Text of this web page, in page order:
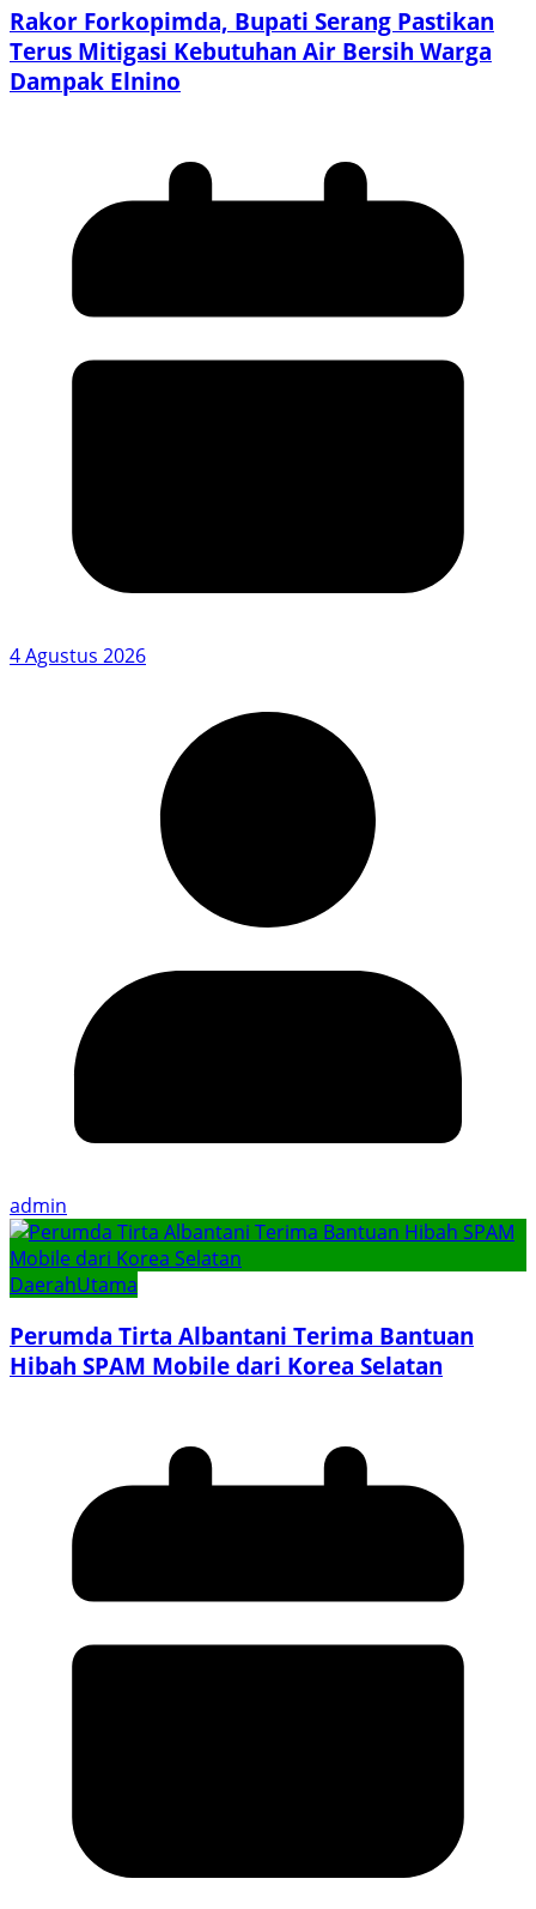
Rakor Forkopimda, Bupati Serang Pastikan
Terus Mitigasi Kebutuhan Air Bersih Warga
Dampak Elnino
4 Agustus 2026
admin
DaerahUtama
Perumda Tirta Albantani Terima Bantuan
Hibah SPAM Mobile dari Korea Selatan